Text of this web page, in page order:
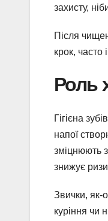
захисту,
Після
крок,
Роль
Гігієна
напої
зміцнюють
знижує
Звички, як-
куріння чи